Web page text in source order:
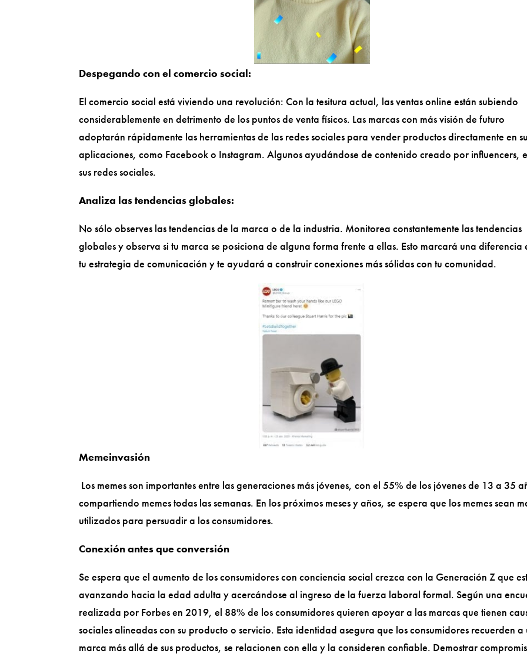
Despegando con el comercio social:
El comercio social está viviendo una revolución: Con la tesitura actual, las ventas online están subiendo
considerablemente en detrimento de los puntos de venta físicos. Las marcas con más visión de futuro
adoptarán rápidamente las herramientas de las redes sociales para vender productos directamente en
aplicaciones, como Facebook o Instagram. Algunos ayudándose de contenido creado por influencers,
sus redes sociales.
Analiza las tendencias globales:
No sólo observes las tendencias de la marca o de la industria. Monitorea constantemente las tendencias
globales y observa si tu marca se posiciona de alguna forma frente a ellas. Esto marcará una diferencia
tu estrategia de comunicación y te ayudará a construir conexiones más sólidas con tu comunidad.
Memeinvasión
Los memes son importantes entre las generaciones más jóvenes, con el 55% de los jóvenes de 13 a 35
compartiendo memes todas las semanas. En los próximos meses y años, se espera que los memes sean
utilizados para persuadir a los consumidores.
Conexión antes que conversión
Se espera que el aumento de los consumidores con conciencia social crezca con la Generación Z que
avanzando hacia la edad adulta y acercándose al ingreso de la fuerza laboral formal. Según una
realizada por Forbes en 2019, el 88% de los consumidores quieren apoyar a las marcas que tienen
sociales alineadas con su producto o servicio. Esta identidad asegura que los consumidores recuerden a
marca más allá de sus productos, se relacionen con ella y la consideren confiable. Demostrar